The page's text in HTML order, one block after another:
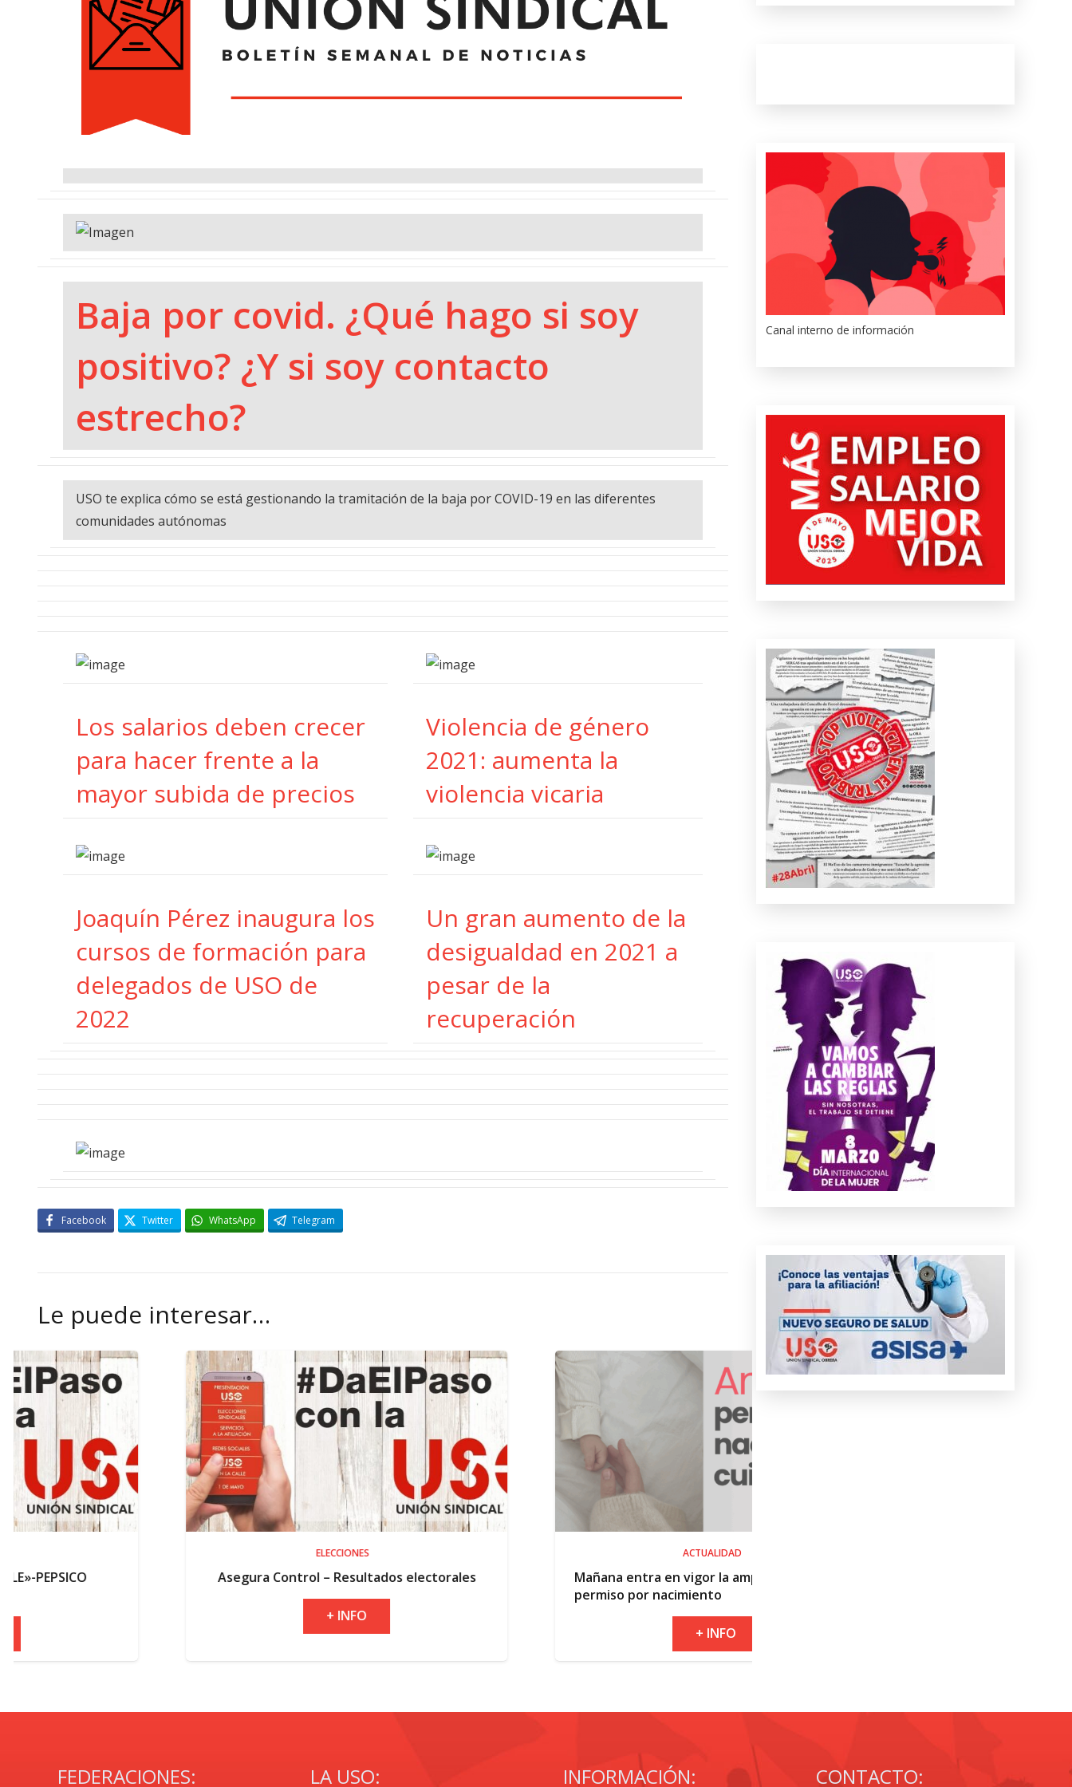
Baja por covid. ¿Qué hago si soy
positivo? ¿Y si soy contacto
estrecho?
USO te explica cómo se está gestionando la tramitación de la baja por COVID-19 en las diferentes
comunidades autónomas
Los salarios deben crecer
para hacer frente a la
mayor subida de precios
Joaquín Pérez inaugura los
cursos de formación para
delegados de USO de
2022
Violencia de género
2021: aumenta la
violencia vicaria
Un gran aumento de la
desigualdad en 2021 a
pesar de la
recuperación
Facebook Twitter WhatsApp Telegram
Le puede interesar…
Asegura Control – Resultados electorales
Mañana entra en vigor la ampliación del
permiso por nacimiento
Canal interno de información
FEDERACIONES: LA USO: INFORMACIÓN: CONTACTO: